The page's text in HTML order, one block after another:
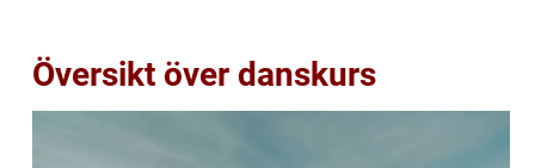
Översikt över danskurs